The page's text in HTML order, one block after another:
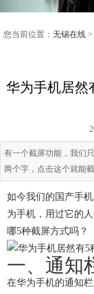
您当前位置： 无锡在线 >
华为手机居然
有一个截屏功能，我们
两个字，点击这个就能
如今我们的国产手
为手机，用过它的
哪5种截屏方式吗？
一、通知
在华为手机的通知